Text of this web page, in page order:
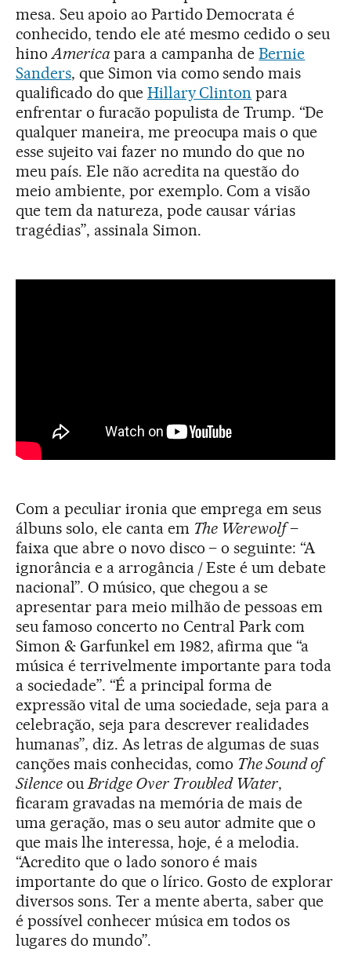
mesa. Seu apoio ao Partido Democrata é
conhecido, tendo ele até mesmo cedido o seu
hinoAmerica para a campanha deBernie
Sanders, que Simon via como sendo mais
qualificado do que Hillary Clinton para
enfrentar o furacão populista de Trump. “De
qualquer maneira, me preocupa mais o que
esse sujeito vai fazer no mundo do que no
meu país. Ele não acredita na questão do
meio ambiente, por exemplo. Com a visão
que tem da natureza, pode causar várias
tragédias”, assinala Simon.
Com a peculiar ironia que emprega em seus
álbuns solo, ele canta em The Werewolf–
faixa que abre o novo disco – o seguinte: “A
ignorância e a arrogância / Este é um debate
nacional”. O músico, que chegou a se
apresentar para meio milhão de pessoas em
seu famoso concerto no Central Park com
Simon & Garfunkel em 1982, afirma que “a
música é terrivelmente importante para toda
a sociedade”. “É a principal forma de
expressão vital de uma sociedade, seja para a
celebração, seja para descrever realidades
humanas”, diz. As letras de algumas de suas
canções mais conhecidas, como The Sound of
Silenceou Bridge Over Troubled Water,
ficaram gravadas na memória de mais de
uma geração, mas o seu autor admite que o
que mais lhe interessa, hoje, é a melodia.
“Acredito que o lado sonoro é mais
importante do que o lírico. Gosto de explorar
diversos sons. Ter a mente aberta, saber que
é possível conhecer música em todos os
lugares do mundo”.